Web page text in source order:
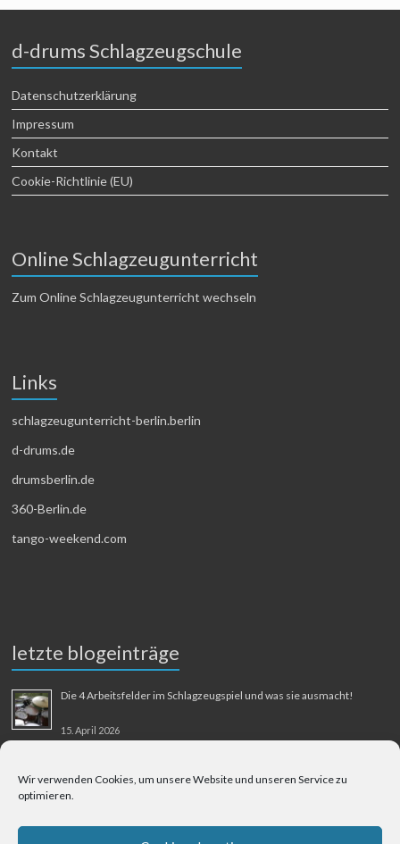
Wir verwenden Cookies, um unsere Website und unseren Service zu
optimieren.
d-drums Schlagzeugschule
Datenschutzerklärung
Impressum
Kontakt
Cookie-Richtlinie (EU)
Online Schlagzeugunterricht
Zum Online Schlagzeugunterricht wechseln
Links
schlagzeugunterricht-berlin.berlin
d-drums.de
drumsberlin.de
360-Berlin.de
tango-weekend.com
letzte blogeinträge
Die 4 Arbeitsfelder im Schlagzeugspiel und was sie ausmacht!
15. April 2026
31. August 2025
Berliner Flughafen Tegel – Berlin-Bangkok